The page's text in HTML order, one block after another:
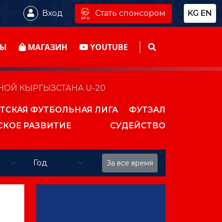
Вход Стать спонсором KG EN
МАГАЗИН YOUTUBE
КЫРГЫЗСТАНА U-20
ФУТБОЛЬНАЯ ЛИГА
ФУТЗАЛ
РАЗВИТИЕ
СУДЕЙСТВО
За все время